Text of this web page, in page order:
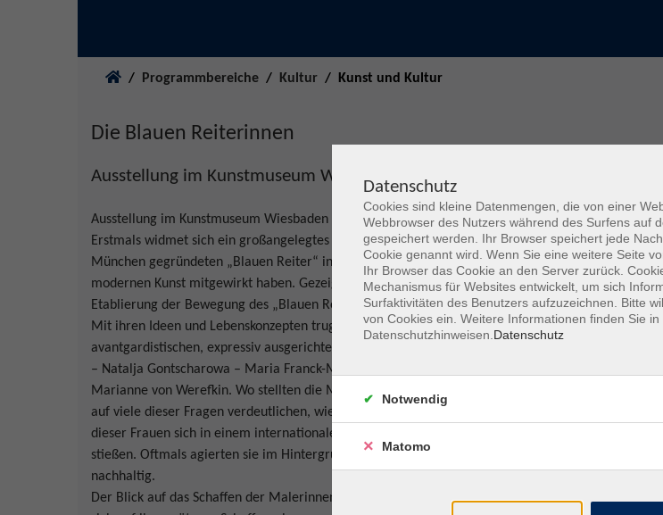
Programmbereiche
Kultur Kunst und Kultur
Die Blauen Reiterinnen
Ausstellung im Kunstmuseum Wiesbaden
Ausstellung im Kunstmuseum Wiesbaden vom 23. Oktober 2026 – 21. Februar 2027
Erstmals widmet sich ein großangelegtes Ausstellungsprojekt den Künstlerinnen, die mit dem
München gegründeten „Blauen Reiter“ in Zusammenhang stehen und unmittelbar an neuen
modernen Kunst mitgewirkt haben. Gezeigt wird, welch großen Anteil diese Frauen an der
Etablierung der Bewegung des „Blauen Reiters“ hatten.
Mit ihren Ideen und Lebenskonzepten trugen vor allem diese Malerinnen maßgeblich zur
avantgardistischen, expressiv ausgerichteten Kunst bei: Erma Bossi – Sonia Delaunay-Terk –
– Natalja Gontscharowa – Maria Franck-Marc – Else Lasker-Schüler - Gabriele Münter – Carla
Marianne von Werefkin. Wo stellten die Malerinnen aus, wen kannten sie, wer förderte sie? Die
auf viele dieser Fragen verdeutlichen, wie Selbstbehauptung, Emanzipation und künstlerischer
dieser Frauen sich in einem internationalen Umfeld abspielten und dabei an gesellschaftliche
stießen. Oftmals agierten sie im Hintergrund, doch ihre Rolle als Impulsgeberinnen war bedeutend
nachhaltig.
Der Blick auf das Schaffen der Malerinnen geht dabei von den Jahren vor dem 1. Weltkrieg aus
Datenschutz
Cookies sind kleine Datenmengen, die von einer
Webbrowser des Nutzers während des Surfens auf
gespeichert werden. Ihr Browser speichert jede
Cookie genannt wird. Wenn Sie eine weitere Seite
Ihr Browser das Cookie an den Server zurück.
Mechanismus für Websites entwickelt, um sich
Surfaktivitäten des Benutzers aufzuzeichnen. Bitte
von Cookies ein. Weitere Informationen finden Sie in
Datenschutzhinweisen. Datenschutz
Notwendig
Matomo